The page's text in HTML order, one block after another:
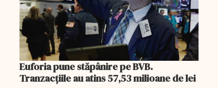
Euforia pune stăpânire pe BVB.
Tranzacțiile au atins 57,53 milioane de lei